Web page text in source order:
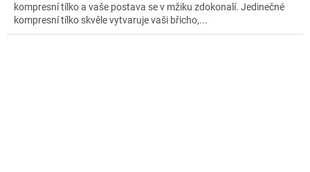
kompresní tílko a vaše postava se v mžiku zdokonalí. Jedinečné
kompresní tílko skvěle vytvaruje vaši břicho,...